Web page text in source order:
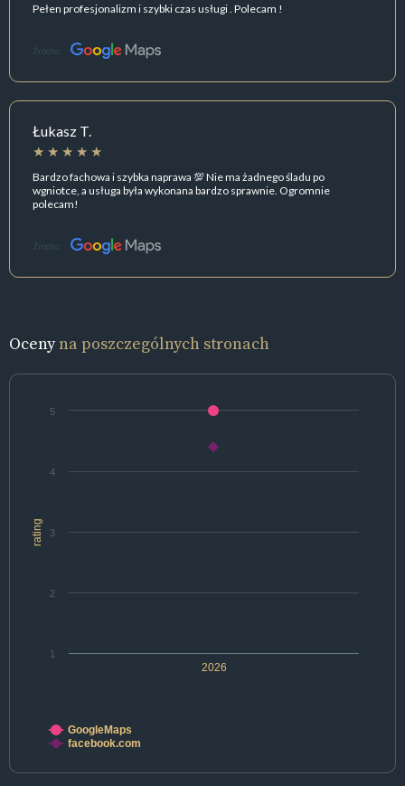
Pełen profesjonalizm i szybki czas usługi . Polecam !
Źródło:
Łukasz T.
Bardzo fachowa i szybka naprawa 💯 Nie ma żadnego śladu po
wgniotce, a usługa była wykonana bardzo sprawnie. Ogromnie
polecam!
Źródło:
Ocenyna poszczególnych stronach
rating
2026
1
2
3
4
5
GoogleMaps
facebook.com